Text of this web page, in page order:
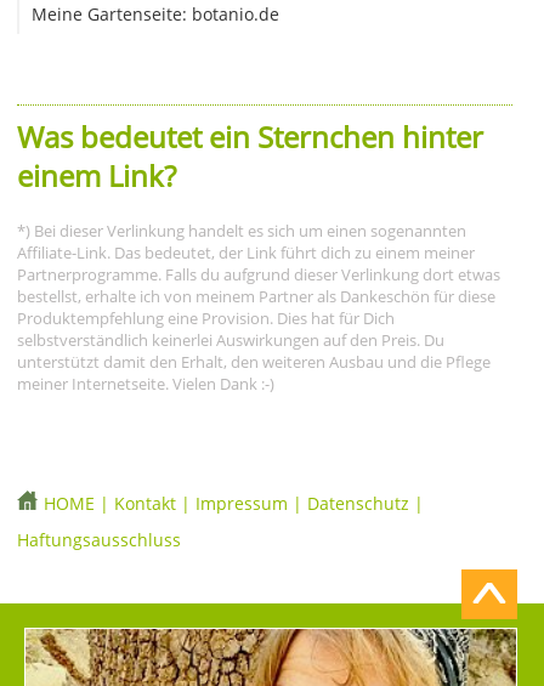
Meine Gartenseite: botanio.de
Was bedeutet ein Sternchen hinter
einem Link?
*) Bei dieser Verlinkung handelt es sich um einen sogenannten
Affiliate-Link. Das bedeutet, der Link führt dich zu einem meiner
Partnerprogramme. Falls du aufgrund dieser Verlinkung dort etwas
bestellst, erhalte ich von meinem Partner als Dankeschön für diese
Produktempfehlung eine Provision. Dies hat für Dich
selbstverständlich keinerlei Auswirkungen auf den Preis. Du
unterstützt damit den Erhalt, den weiteren Ausbau und die Pflege
meiner Internetseite. Vielen Dank :-)
HOME | Kontakt | Impressum | Datenschutz |
Haftungsausschluss